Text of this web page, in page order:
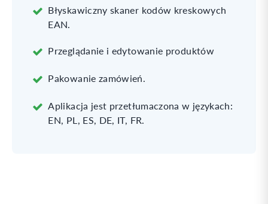
Błyskawiczny skaner kodów kreskowych
EAN.
Przeglądanie i edytowanie produktów
Pakowanie zamówień.
Aplikacja jest przetłumaczona w językach:
EN, PL, ES, DE, IT, FR.